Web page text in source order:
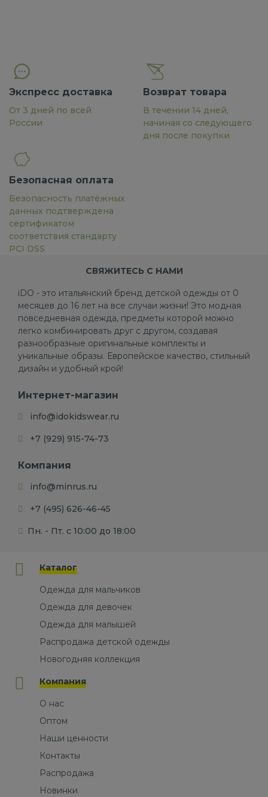
Экспресс доставка
От 3 дней по всей
России
Возврат товара
В течении 14 дней,
начиная со следующего
дня после покупки
Безопасная оплата
Безопасность платёжных
данных подтверждена
сертификатом
соответствия стандарту
PCI DSS
СВЯЖИТЕСЬ С НАМИ
iDO - это итальянский бренд детской одежды от 0
месяцев до 16 лет на все случаи жизни! Это модная
повседневная одежда, предметы которой можно
легко комбинировать друг с другом, создавая
разнообразные оригинальные комплекты и
уникальные образы. Европейское качество, стильный
дизайн и удобный крой!
Интернет-магазин
info@idokidswear.ru
+7 (929) 915-74-73
Компания
info@minrus.ru
+7 (495) 626-46-45
Пн. - Пт. с 10:00 до 18:00
Каталог
Одежда для мальчиков
Одежда для девочек
Одежда для малышей
Распродажа детской одежды
Новогодняя коллекция
Компания
О нас
Оптом
Наши ценности
Контакты
Распродажа
Новинки